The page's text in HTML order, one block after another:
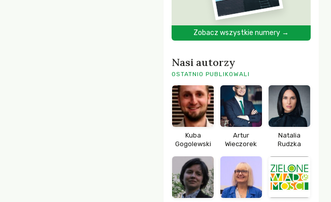
Zobacz wszystkie numery →
Nasi autorzy
OSTATNIO PUBLIKOWALI
Kuba
Gogolewski
Artur
Wieczorek
Natalia
Rudzka